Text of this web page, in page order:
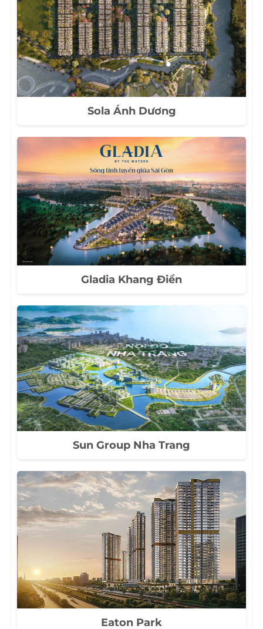
Sola Ánh Dương
Gladia Khang Điền
Sun Group Nha Trang
Eaton Park